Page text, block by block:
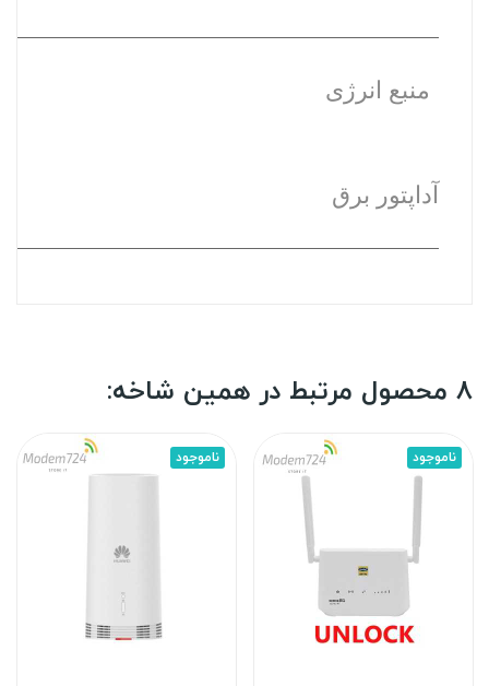
منبع انرژی
آداپتور برق
8 محصول مرتبط در همین شاخه:
ناموجود ناموجود